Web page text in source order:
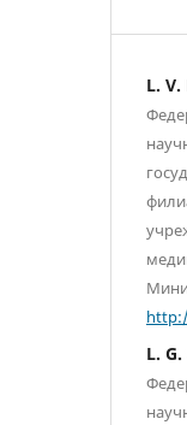
L.
L.